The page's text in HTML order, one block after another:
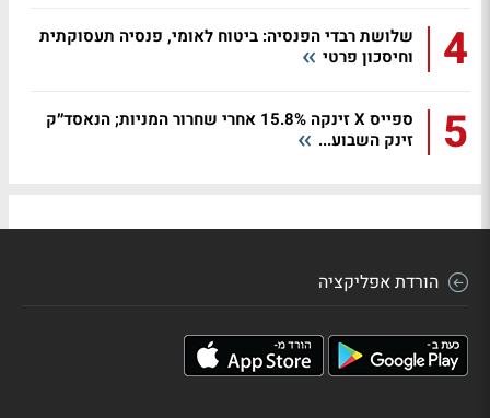
4
שלושת רבדי הפנסיה: ביטוח לאומי, פנסיה תעסוקתית
וחיסכון פרטי
5
ספייס X זינקה 15.8% אחרי שחרור המניות; הנאסד״ק
זינק השבוע...
הורדת אפליקציה